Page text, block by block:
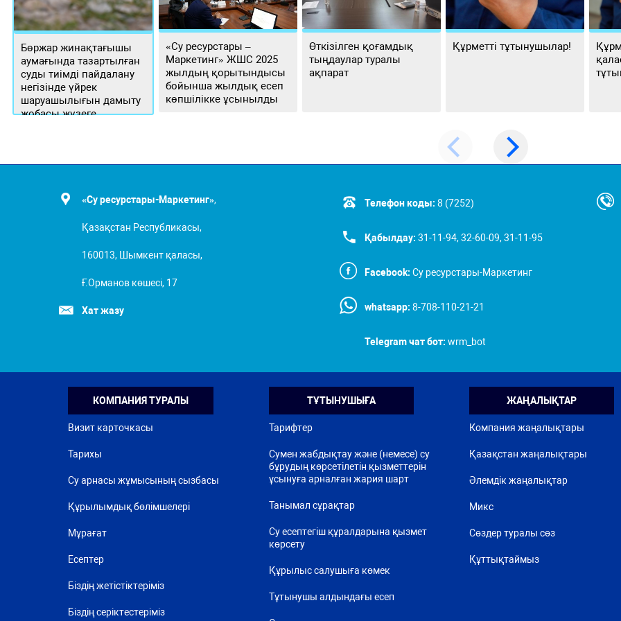
Бөржар жинақтағышы
аумағында тазартылған
суды тиімді пайдалану
негізінде үйрек
шаруашылығын дамыту
жобасы жүзеге
«Су ресурстары –
Маркетинг» ЖШС 2025
жылдың қорытындысы
бойынша жылдық есеп
көпшілікке ұсынылды
Өткізілген қоғамдық
тыңдаулар туралы
ақпарат
Құрметті тұтынушылар!
«Су ресурстары-Маркетинг»,
Қазақстан Республикасы,
160013, Шымкент қаласы,
Ғ.Орманов көшесі, 17
Хат жазу
Телефон коды: 8 (7252)
Қабылдау: 31-11-94, 32-60-09, 31-11-95
Facebook: Су ресурстары-Маркетинг
whatsapp: 8-708-110-21-21
Telegram чат бот: wrm_bot
КОМПАНИЯ ТУРАЛЫ
Визит карточкасы
Тарихы
Су арнасы жұмысының сызбасы
Құрылымдық бөлімшелері
Мұрағат
Есептер
Біздің жетістіктеріміз
Біздің серіктестеріміз
ТҰТЫНУШЫҒА
Тарифтер
Сумен жабдықтау және (немесе) су
бұрудың көрсетілетін қызметтерін
ұсынуға арналған жария шарт
Танымал сұрақтар
Су есептегіш құралдарына қызмет
көрсету
Құрылыс салушыға көмек
Тұтынушы алдындағы есеп
ЖАҢАЛЫҚТАР
Компания жаңалықтары
Қазақстан жаңалықтары
Әлемдік жаңалықтар
Микс
Сөздер туралы сөз
Құттықтаймыз